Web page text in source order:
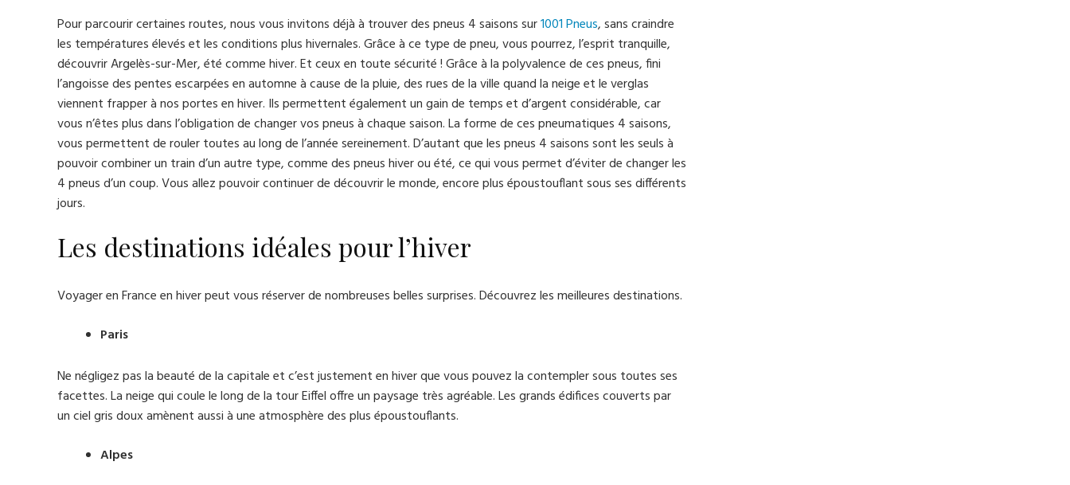
Pour parcourir certaines routes, nous vous invitons déjà à trouver des pneus 4 saisons sur1001 Pneus, sans craindre
les températures élevés et les conditions plus hivernales. Grâce à ce type de pneu, vous pourrez, l’esprit tranquille,
découvrir Argelès-sur-Mer, été comme hiver. Et ceux en toute sécurité ! Grâce à la polyvalence de ces pneus, fini
l’angoisse des pentes escarpées en automne à cause de la pluie, des rues de la ville quand la neige et le verglas
viennent frapper à nos portes en hiver. Ils permettent également un gain de temps et d’argent considérable, car
vous n’êtes plus dans l’obligation de changer vos pneus à chaque saison. La forme de ces pneumatiques 4 saisons,
vous permettent de rouler toutes au long de l’année sereinement. D’autant que les pneus 4 saisons sont les seuls à
pouvoir combiner un train d’un autre type, comme des pneus hiver ou été, ce qui vous permet d’éviter de changer les
4 pneus d’un coup. Vous allez pouvoir continuer de découvrir le monde, encore plus époustouflant sous ses différents
jours.
Les destinations idéales pour l’hiver
Voyager en France en hiver peut vous réserver de nombreuses belles surprises. Découvrez les meilleures destinations.
Paris
Ne négligez pas la beauté de la capitale et c’est justement en hiver que vous pouvez la contempler sous toutes ses
facettes. La neige qui coule le long de la tour Eiffel offre un paysage très agréable. Les grands édifices couverts par
un ciel gris doux amènent aussi à une atmosphère des plus époustouflants.
Alpes